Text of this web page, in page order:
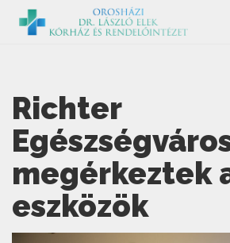
Richter
megérkeztek
eszközök